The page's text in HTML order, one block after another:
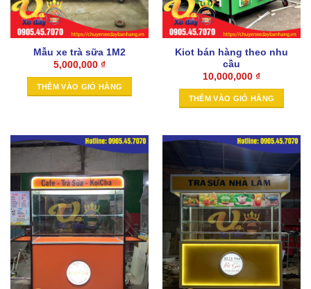
Mẫu xe trà sữa 1M2
5,000,000 ₫
THÊM VÀO GIỎ HÀNG
Kiot bán hàng theo nhu
cầu
10,000,000 ₫
THÊM VÀO GIỎ HÀNG